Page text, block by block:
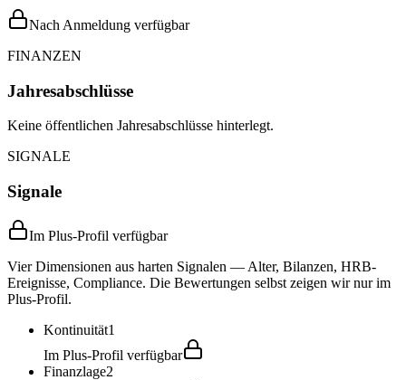
Nach Anmeldung verfügbar
FINANZEN
Jahresabschlüsse
Keine öffentlichen Jahresabschlüsse hinterlegt.
SIGNALE
Signale
Im Plus-Profil verfügbar
Vier Dimensionen aus harten Signalen — Alter, Bilanzen, HRB-
Ereignisse, Compliance. Die Bewertungen selbst zeigen wir nur im
Plus-Profil.
Kontinuität1
Im Plus-Profil verfügbar
Finanzlage2